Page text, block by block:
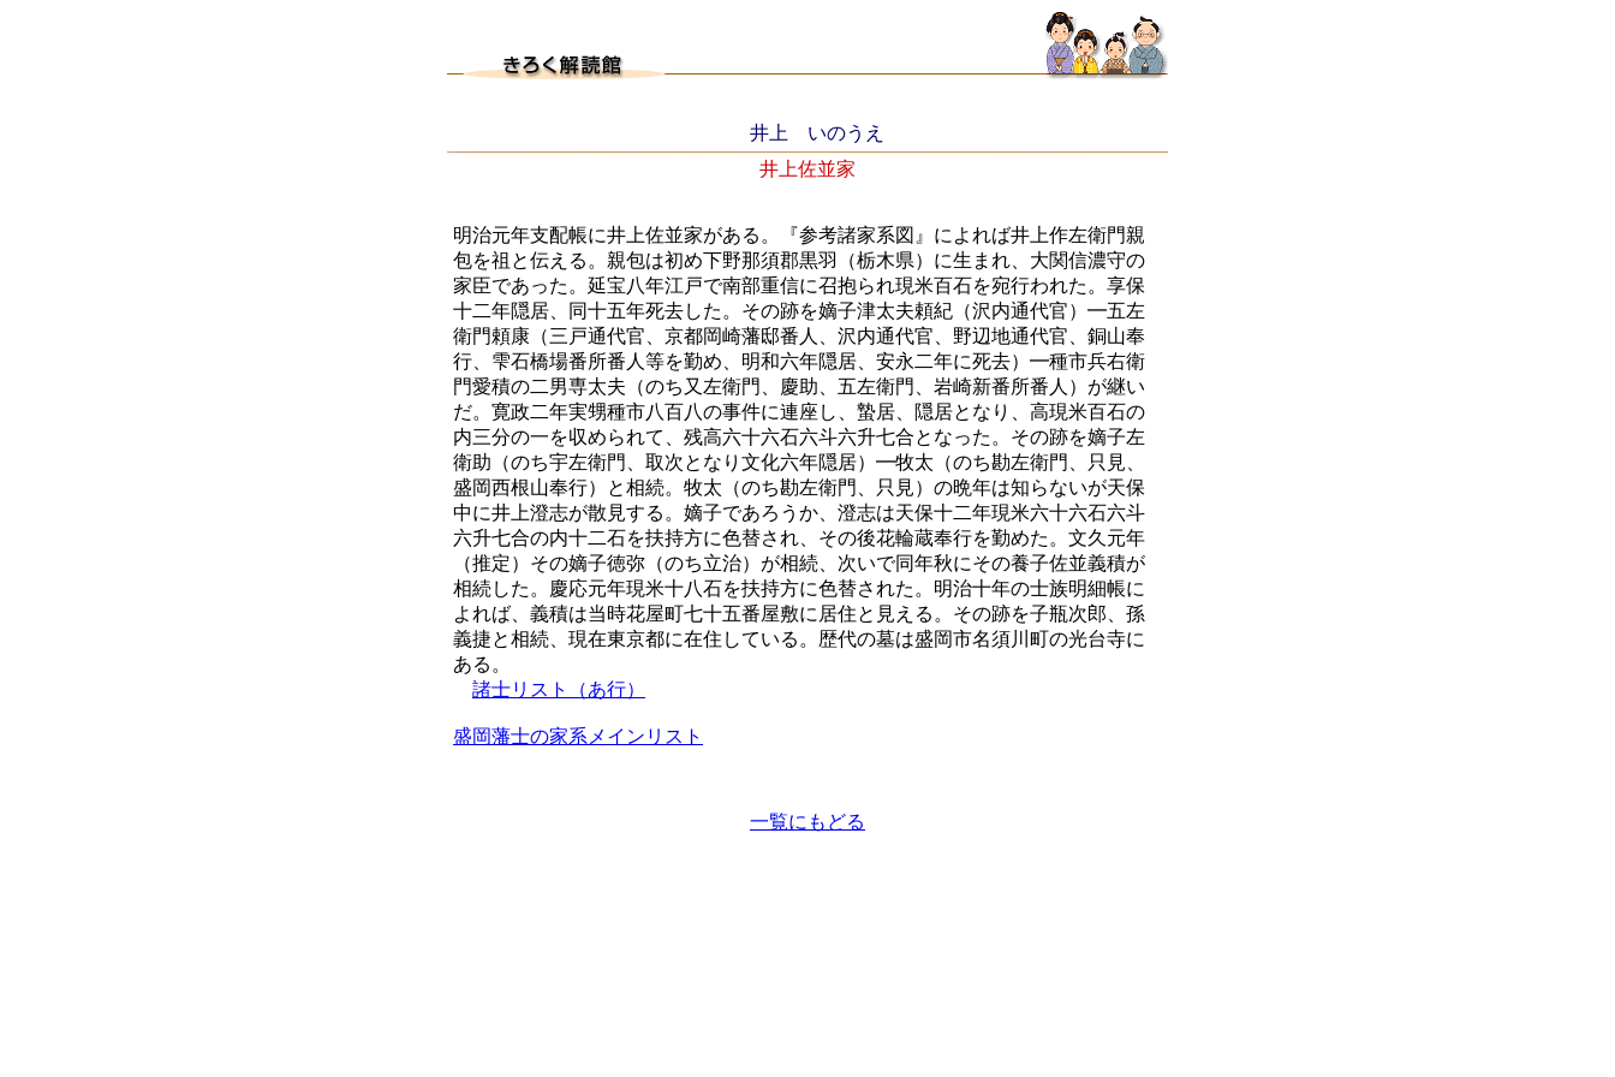
井上 いのうえ
井上佐並家
明治元年支配帳に井上佐並家がある。『参考諸家系図』によれば井上作左衛門親
包を祖と伝える。親包は初め下野那須郡黒羽（栃木県）に生まれ、大関信濃守の
家臣であった。延宝八年江戸で南部重信に召抱られ現米百石を宛行われた。享保
十二年隠居、同十五年死去した。その跡を嫡子津太夫頼紀（沢内通代官）━五左
衛門頼康（三戸通代官、京都岡崎藩邸番人、沢内通代官、野辺地通代官、銅山奉
行、雫石橋場番所番人等を勤め、明和六年隠居、安永二年に死去）━種市兵右衛
門愛積の二男専太夫（のち又左衛門、慶助、五左衛門、岩崎新番所番人）が継い
だ。寛政二年実甥種市八百八の事件に連座し、蟄居、隠居となり、高現米百石の
内三分の一を収められて、残高六十六石六斗六升七合となった。その跡を嫡子左
衛助（のち宇左衛門、取次となり文化六年隠居）━牧太（のち勘左衛門、只見、
盛岡西根山奉行）と相続。牧太（のち勘左衛門、只見）の晩年は知らないが天保
中に井上澄志が散見する。嫡子であろうか、澄志は天保十二年現米六十六石六斗
六升七合の内十二石を扶持方に色替され、その後花輪蔵奉行を勤めた。文久元年
（推定）その嫡子徳弥（のち立治）が相続、次いで同年秋にその養子佐並義積が
相続した。慶応元年現米十八石を扶持方に色替された。明治十年の士族明細帳に
よれば、義積は当時花屋町七十五番屋敷に居住と見える。その跡を子瓶次郎、孫
義捷と相続、現在東京都に在住している。歴代の墓は盛岡市名須川町の光台寺に
ある。
諸士リスト（あ行）
盛岡藩士の家系メインリスト
一覧にもどる